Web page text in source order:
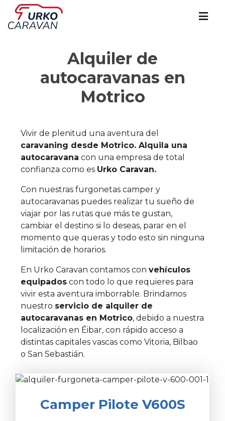
Alquiler de
autocaravanas en
Motrico
Vivir de plenitud una aventura del
caravaning desde Motrico. Alquila una
autocaravana con una empresa de total
confianza como es Urko Caravan.
Con nuestras furgonetas camper y
autocaravanas puedes realizar tu sueño de
viajar por las rutas que más te gustan,
cambiar el destino si lo deseas, parar en el
momento que queras y todo esto sin ninguna
limitación de horarios.
En Urko Caravan contamos con vehículos
equipados con todo lo que requieres para
vivir esta aventura imborrable. Brindamos
nuestro servicio de alquiler de
autocaravanas en Motrico, debido a nuestra
localización en Éibar, con rápido acceso a
distintas capitales vascas como Vitoria, Bilbao
o San Sebastián.
Camper Pilote V600S